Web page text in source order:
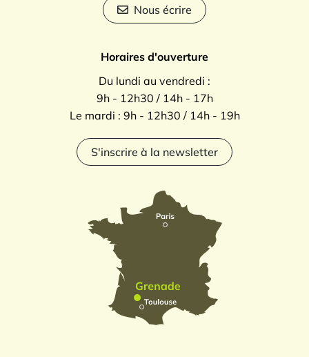
Nous écrire
Horaires d'ouverture
Du lundi au vendredi :
9h - 12h30 / 14h - 17h
Le mardi : 9h - 12h30 / 14h - 19h
S'inscrire à la newsletter